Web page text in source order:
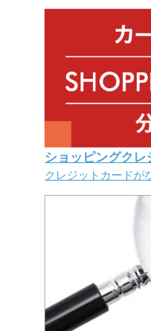
ショッピングクレ
クレジットカードが